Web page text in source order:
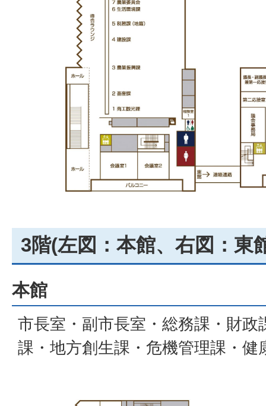
3階(左図：本館、右図：東
本館
市長室・副市長室・総務課・財政
課・地方創生課・危機管理課・健